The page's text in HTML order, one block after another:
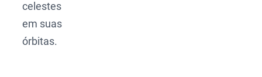
celestes
em suas
órbitas.